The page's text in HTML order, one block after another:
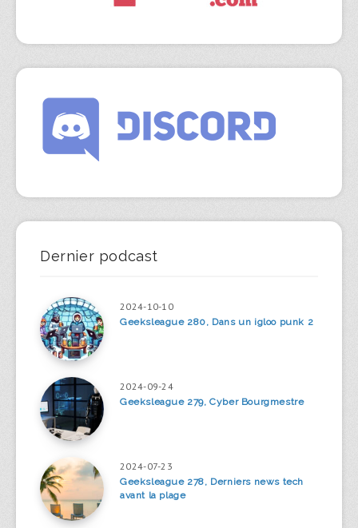
Dernier podcast
2024-10-10
Geeksleague 280, Dans un igloo punk 2
2024-09-24
Geeksleague 279, Cyber Bourgmestre
2024-07-23
Geeksleague 278, Derniers news tech
avant la plage